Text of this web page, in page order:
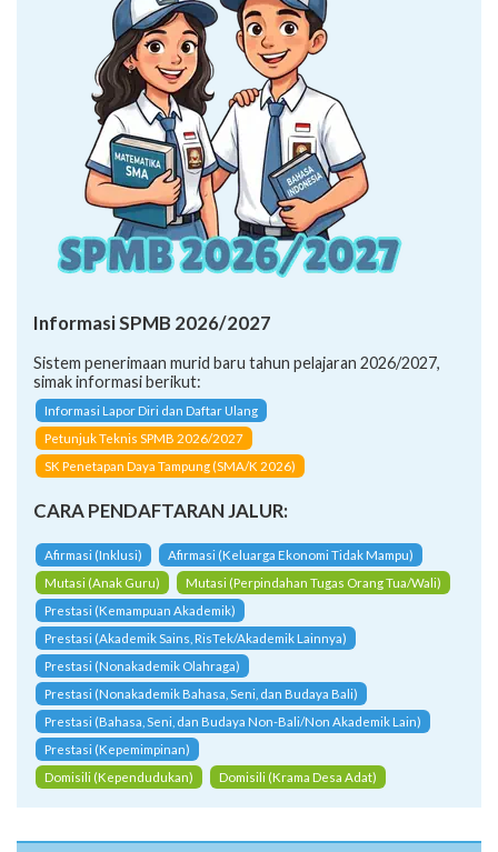
Informasi SPMB 2026/2027
Sistem penerimaan murid baru tahun pelajaran 2026/2027,
simak informasi berikut:
Informasi Lapor Diri dan Daftar Ulang
Petunjuk Teknis SPMB 2026/2027
SK Penetapan Daya Tampung (SMA/K 2026)
CARA PENDAFTARAN JALUR:
Afirmasi (Inklusi)
Afirmasi (Keluarga Ekonomi Tidak Mampu)
Mutasi (Anak Guru)
Mutasi (Perpindahan Tugas Orang Tua/Wali)
Prestasi (Kemampuan Akademik)
Prestasi (Akademik Sains, RisTek/Akademik Lainnya)
Prestasi (Nonakademik Olahraga)
Prestasi (Nonakademik Bahasa, Seni, dan Budaya Bali)
Prestasi (Bahasa, Seni, dan Budaya Non-Bali/Non Akademik Lain)
Prestasi (Kepemimpinan)
Domisili (Kependudukan)
Domisili (Krama Desa Adat)